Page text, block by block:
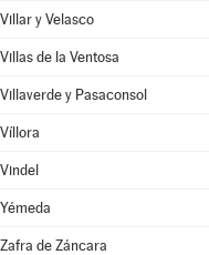
Villar y Velasco
Villas de la Ventosa
Villaverde y Pasaconsol
Víllora
Vindel
Yémeda
Zafra de Záncara